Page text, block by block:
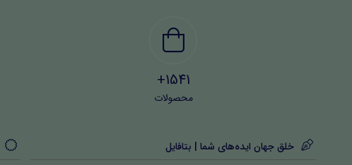
1541+
محصولات
خلق جهان ایده‌های شما | بتافایل